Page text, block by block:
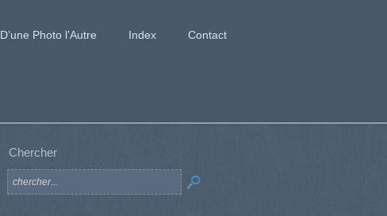
D’une Photo l’Autre Index Contact
Chercher